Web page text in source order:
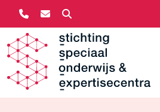
Overslaan en naar de inhoud gaan